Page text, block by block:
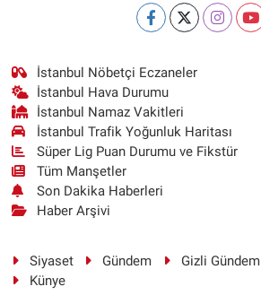
İstanbul Nöbetçi Eczaneler
İstanbul Hava Durumu
İstanbul Namaz Vakitleri
İstanbul Trafik Yoğunluk Haritası
Süper Lig Puan Durumu ve Fikstür
Tüm Manşetler
Son Dakika Haberleri
Haber Arşivi
Siyaset Gündem Gizli Gündem
Künye